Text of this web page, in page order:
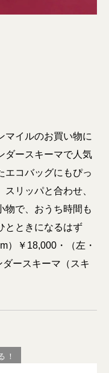
マイルのお買い物に
ダースキーマで人気
エコバッグにもぴっ
リッパと合わせ、
物で、おうち時間も
とときになるはず
）￥18,000・（左・
ースキーマ（スキ
！